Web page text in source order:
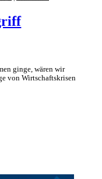
ginge, wären wir
von Wirtschaftskrisen